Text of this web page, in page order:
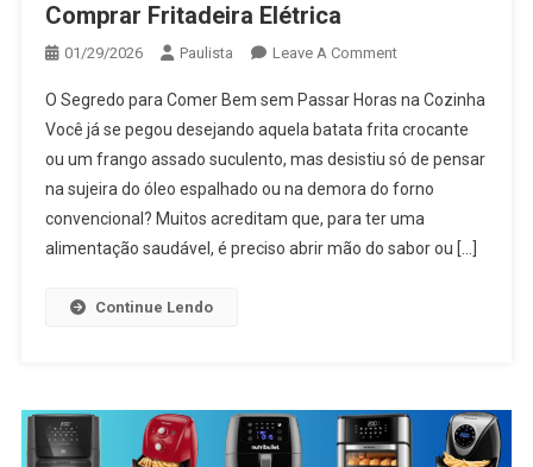
Comprar Fritadeira Elétrica
01/29/2026 Paulista Leave A CommentOn
Fritadeira
Elétrica
O Segredo para Comer Bem sem Passar Horas na Cozinha
Você já se pegou desejando aquela batata frita crocante
ou um frango assado suculento, mas desistiu só de pensar
na sujeira do óleo espalhado ou na demora do forno
convencional? Muitos acreditam que, para ter uma
alimentação saudável, é preciso abrir mão do sabor ou […]
Continue Lendo